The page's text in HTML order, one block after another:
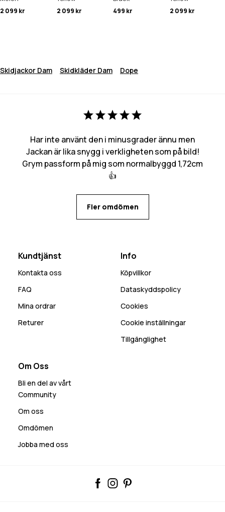
2 099 kr
2 099 kr
499 kr
2 099 kr
Skidjackor Dam Skidkläder Dam Dope
Har inte använt den i minusgrader ännu men
Jackan är lika snygg i verkligheten som på bild!
Grym passform på mig som normalbyggd 1,72cm
👍
Fler omdömen
Kundtjänst
Kontakta oss
FAQ
Mina ordrar
Returer
Info
Köpvillkor
Dataskyddspolicy
Cookies
Cookie inställningar
Tillgänglighet
Om Oss
Bli en del av vårt
Community
Om oss
Omdömen
Jobba med oss